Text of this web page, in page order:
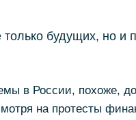
будущих, но и
в России, похоже,
на протесты